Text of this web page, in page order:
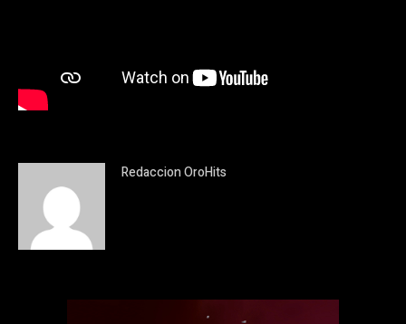
Redaccion OroHits